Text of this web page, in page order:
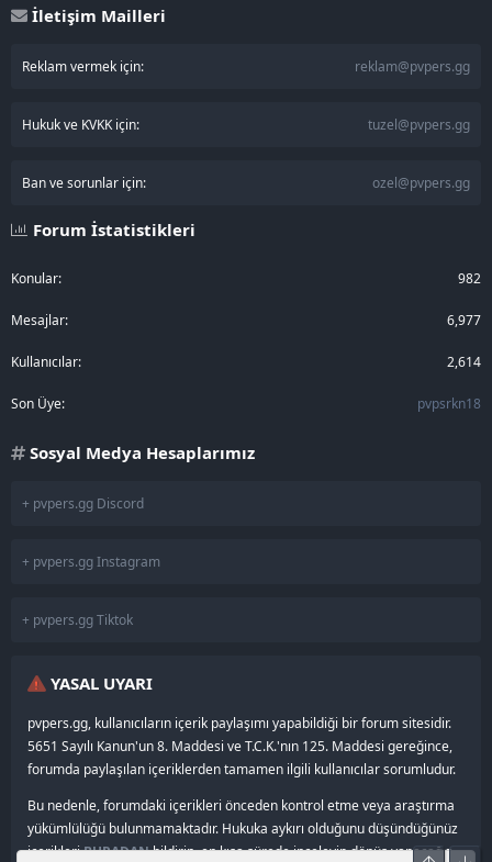
İletişim Mailleri
Reklam vermek için: reklam@pvpers.gg
Hukuk ve KVKK için: tuzel@pvpers.gg
Ban ve sorunlar için: ozel@pvpers.gg
Forum İstatistikleri
Konular 982
Mesajlar 6,977
Kullanıcılar 2,614
Son Üye pvpsrkn18
Sosyal Medya Hesaplarımız
+ pvpers.gg Discord
+ pvpers.gg Instagram
+ pvpers.gg Tiktok
YASAL UYARI
pvpers.gg, kullanıcıların içerik paylaşımı yapabildiği bir forum sitesidir.
5651 Sayılı Kanun'un 8. Maddesi ve T.C.K.'nın 125. Maddesi gereğince,
forumda paylaşılan içeriklerden tamamen ilgili kullanıcılar sorumludur.
Bu nedenle, forumdaki içerikleri önceden kontrol etme veya araştırma
yükümlülüğü bulunmamaktadır. Hukuka aykırı olduğunu düşündüğünüz
içerikleriBURADANbildirin, en kısa sürede inceleyip dönüş yapacağız.